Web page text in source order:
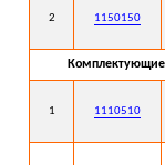
2 1150150
1 1110510